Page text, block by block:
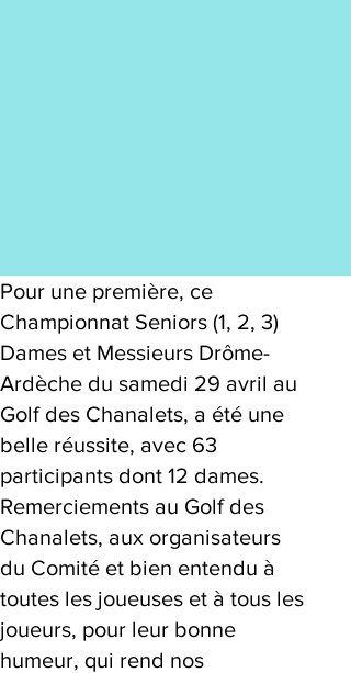
Pour une première, ce
Championnat Seniors (1, 2, 3)
Dames et Messieurs Drôme-
Ardèche du samedi 29 avril au
Golf des Chanalets, a été une
belle réussite, avec 63
participants dont 12 dames.
Remerciements au Golf des
Chanalets, aux organisateurs
du Comité et bien entendu à
toutes les joueuses et à tous les
joueurs, pour leur bonne
humeur, qui rend nos